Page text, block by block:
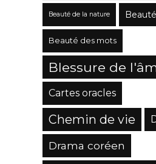
Beauté de la nature
Beauté des mots
Blessure de
Cartes oracles
Chemin de vie
Drama coréen